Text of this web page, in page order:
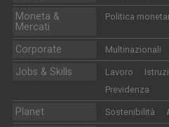
Moneta &
Mercati
Politica
Corporate Multinazionali
Jobs & Skills Lavoro
Previdenza
Planet Sostenibilità